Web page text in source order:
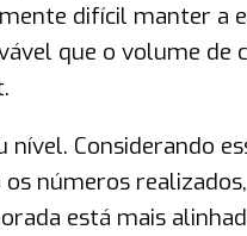
difícil manter a
que o volume de
Considerando
números
está mais